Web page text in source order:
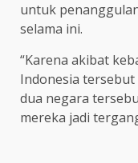
untuk
selama ini.
“Karena akibat
Indonesia
dua negara
mereka jadi